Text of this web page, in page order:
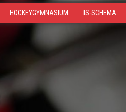
HOCKEYGYMNASIUM IS-SCHEMA